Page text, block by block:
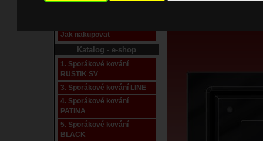
Jak nakupovat
Katalog - e-shop
1. Sporákové kování
RUSTIK SV
3. Sporákové kování LINE
4. Sporákové kování
PATINA
5. Sporákové kování
BLACK